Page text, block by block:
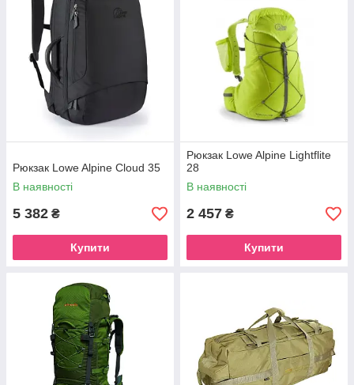
Рюкзак Lowe Alpine Cloud 35
В наявності
5 382 ₴
Купити
Рюкзак Lowe Alpine Lightflite
28
В наявності
2 457 ₴
Купити